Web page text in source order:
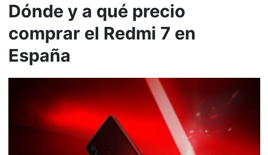
Dónde y a qué precio
comprar el Redmi 7 en
España